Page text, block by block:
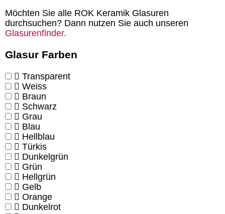
Möchten Sie alle ROK Keramik Glasuren
durchsuchen? Dann nutzen Sie auch unseren
Glasurenfinder.
Glasur Farben
Transparent
Weiss
Braun
Schwarz
Grau
Blau
Hellblau
Türkis
Dunkelgrün
Grün
Hellgrün
Gelb
Orange
Dunkelrot